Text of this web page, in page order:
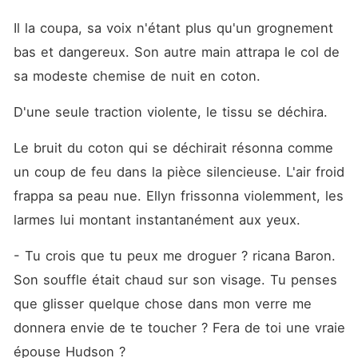
Il la coupa, sa voix n'étant plus qu'un grognement
bas et dangereux. Son autre main attrapa le col de
sa modeste chemise de nuit en coton.
D'une seule traction violente, le tissu se déchira.
Le bruit du coton qui se déchirait résonna comme
un coup de feu dans la pièce silencieuse. L'air froid
frappa sa peau nue. Ellyn frissonna violemment, les
larmes lui montant instantanément aux yeux.
- Tu crois que tu peux me droguer ? ricana Baron.
Son souffle était chaud sur son visage. Tu penses
que glisser quelque chose dans mon verre me
donnera envie de te toucher ? Fera de toi une vraie
épouse Hudson ?